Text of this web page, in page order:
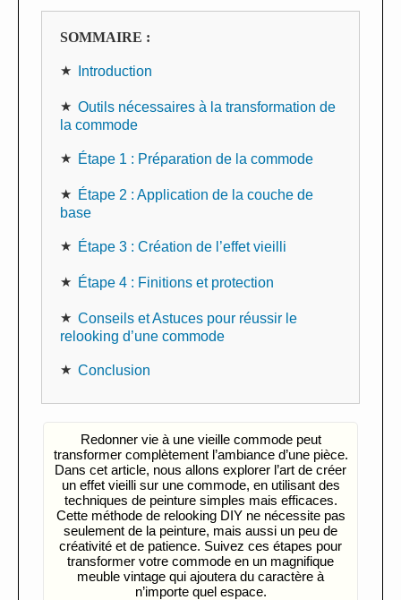
SOMMAIRE :
Introduction
Outils nécessaires à la transformation de
la commode
Étape 1 : Préparation de la commode
Étape 2 : Application de la couche de
base
Étape 3 : Création de l’effet vieilli
Étape 4 : Finitions et protection
Conseils et Astuces pour réussir le
relooking d’une commode
Conclusion
Redonner vie à une vieille commode peut
transformer complètement l’ambiance d’une pièce.
Dans cet article, nous allons explorer l’art de créer
un effet vieilli sur une commode, en utilisant des
techniques de peinture simples mais efficaces.
Cette méthode de relooking DIY ne nécessite pas
seulement de la peinture, mais aussi un peu de
créativité et de patience. Suivez ces étapes pour
transformer votre commode en un magnifique
meuble vintage qui ajoutera du caractère à
n’importe quel espace.